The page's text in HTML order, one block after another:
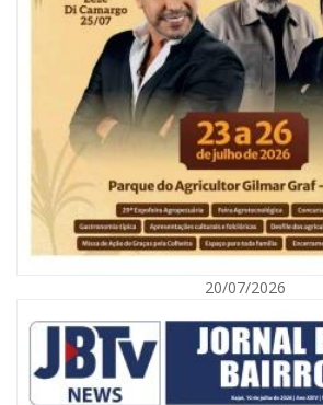
07/08/2026 | 07:00
Ambiental reforça descarte sustentável com
pilhas à logística reversa
GERAL
20/07/2026